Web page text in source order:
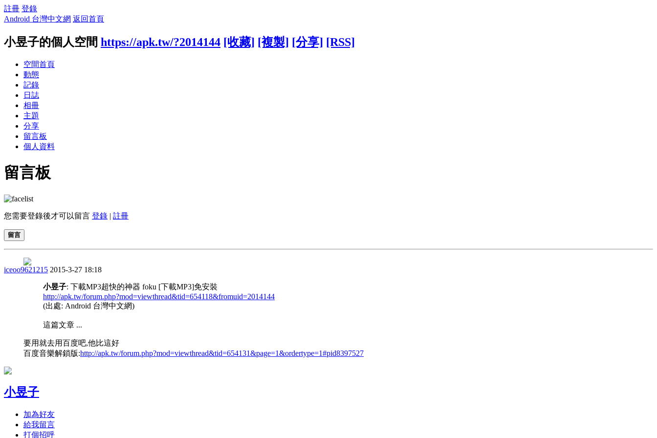
註冊 登錄
Android 台灣中文網 返回首頁
小昱子的個人空間 https://apk.tw/?2014144 [收藏] [複製] [分享] [RSS]
空間首頁
動態
記錄
日誌
相冊
主題
分享
留言板
個人資料
留言板
您需要登錄後才可以留言 登錄 | 註冊
留言
iceoo9621215 2015-3-27 18:18
小昱子: 下載MP3超快的神器 foku [下載MP3]免安裝
http://apk.tw/forum.php?mod=viewthread&tid=654118&fromuid=2014144
(出處: Android 台灣中文網)
這篇文章 ...
要用就去用百度吧,他比這好
百度音樂解鎖版:http://apk.tw/forum.php?mod=viewthread&tid=654131&page=1&ordertype=1#pid8397527
小昱子
加為好友
給我留言
打個招呼